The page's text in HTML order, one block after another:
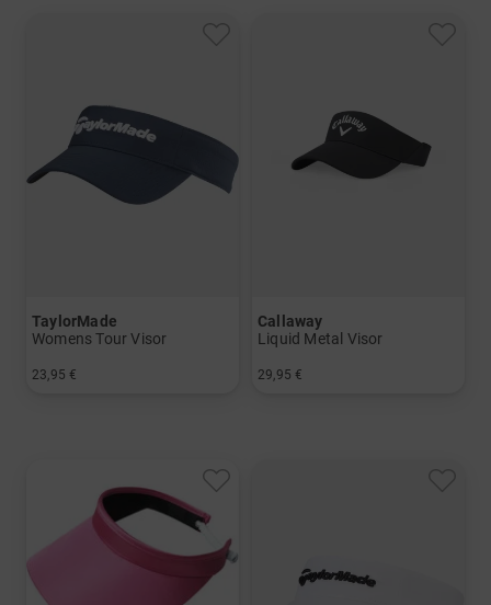
TaylorMade
Womens Tour Visor
23,95 €
Callaway
Liquid Metal Visor
29,95 €